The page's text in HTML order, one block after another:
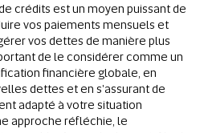
crédits est un moyen puissant de
vos paiements mensuels et
vos dettes de manière plus
de le considérer comme un
financière globale, en
dettes et en s'assurant de
adapté à votre situation
approche réfléchie, le